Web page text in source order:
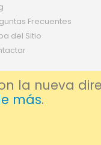
la nueva
más.
Frecuentes
del Sitio